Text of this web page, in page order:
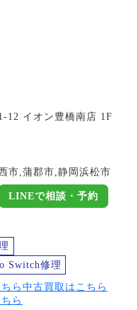
12 イオン豊橋南店 1F
市,蒲郡市,静岡浜松市
LINEで相談・予約
Switch修理
ら 中古買取はこちら
ら